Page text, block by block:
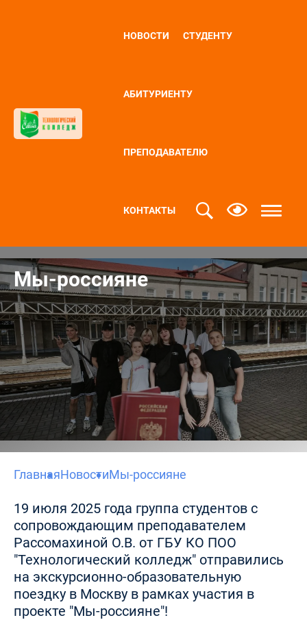
НОВОСТИ СТУДЕНТУ
АБИТУРИЕНТУ
ПРЕПОДАВАТЕЛЮ
КОНТАКТЫ
Мы-россияне
ГлавнаяНовостиМы-россияне
19 июля 2025 года группа студентов с
сопровождающим преподавателем
Рассомахиной О.В. от ГБУ КО ПОО
"Технологический колледж" отправились
на экскурсионно-образовательную
поездку в Москву в рамках участия в
проекте "Мы-россияне"!